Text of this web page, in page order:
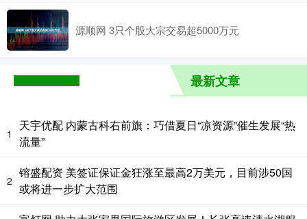
源顺网 3只个股大宗交易超5000万元
最新文章
1
天宇优配 内蒙古科右前旗：巧借夏日“凉资源”催生发展“热
流量”
2
镕盛配资 美签证保证金狂涨至最高2万美元，目前涉50国
或将进一步扩大范围